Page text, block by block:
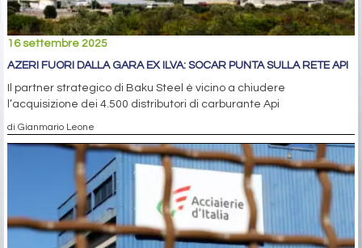
16 settembre 2025
AZERI FUORI DALLA GARA EX ILVA: SOCAR PUNTA SULLA RETE API
Il partner strategico di Baku Steel è vicino a chiudere
l’acquisizione dei 4.500 distributori di carburante Api
di Gianmario Leone